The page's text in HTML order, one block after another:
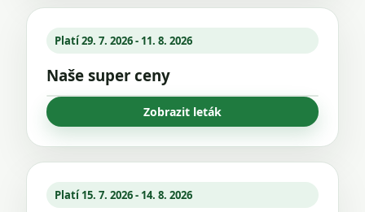
Platí 29. 7. 2026 - 11. 8. 2026
Naše super ceny
Zobrazit leták
Platí 15. 7. 2026 - 14. 8. 2026